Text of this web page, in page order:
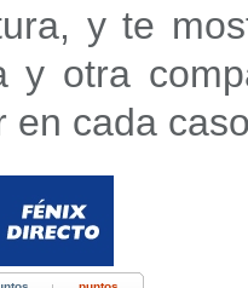
y te
y otra
en cada